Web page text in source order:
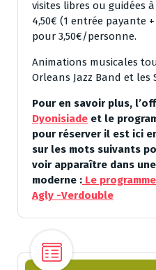
visites libres ou guidées
4,50€ (1 entrée payante
pour 3,50€/personne.
Animations musicales
Orleans Jazz Band et les
Pour en savoir plus,
Dyonisiade et le
pour réserver il est ici
sur les mots suivants
voir apparaître dans
moderne : Le
Agly -Verdouble